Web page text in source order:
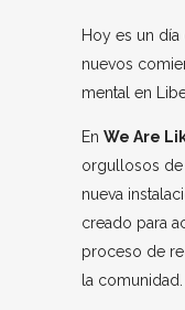
Hoy es un
nuevos
mental en
En We Are
orgullosos de
nueva
creado para
proceso de
la comunidad.